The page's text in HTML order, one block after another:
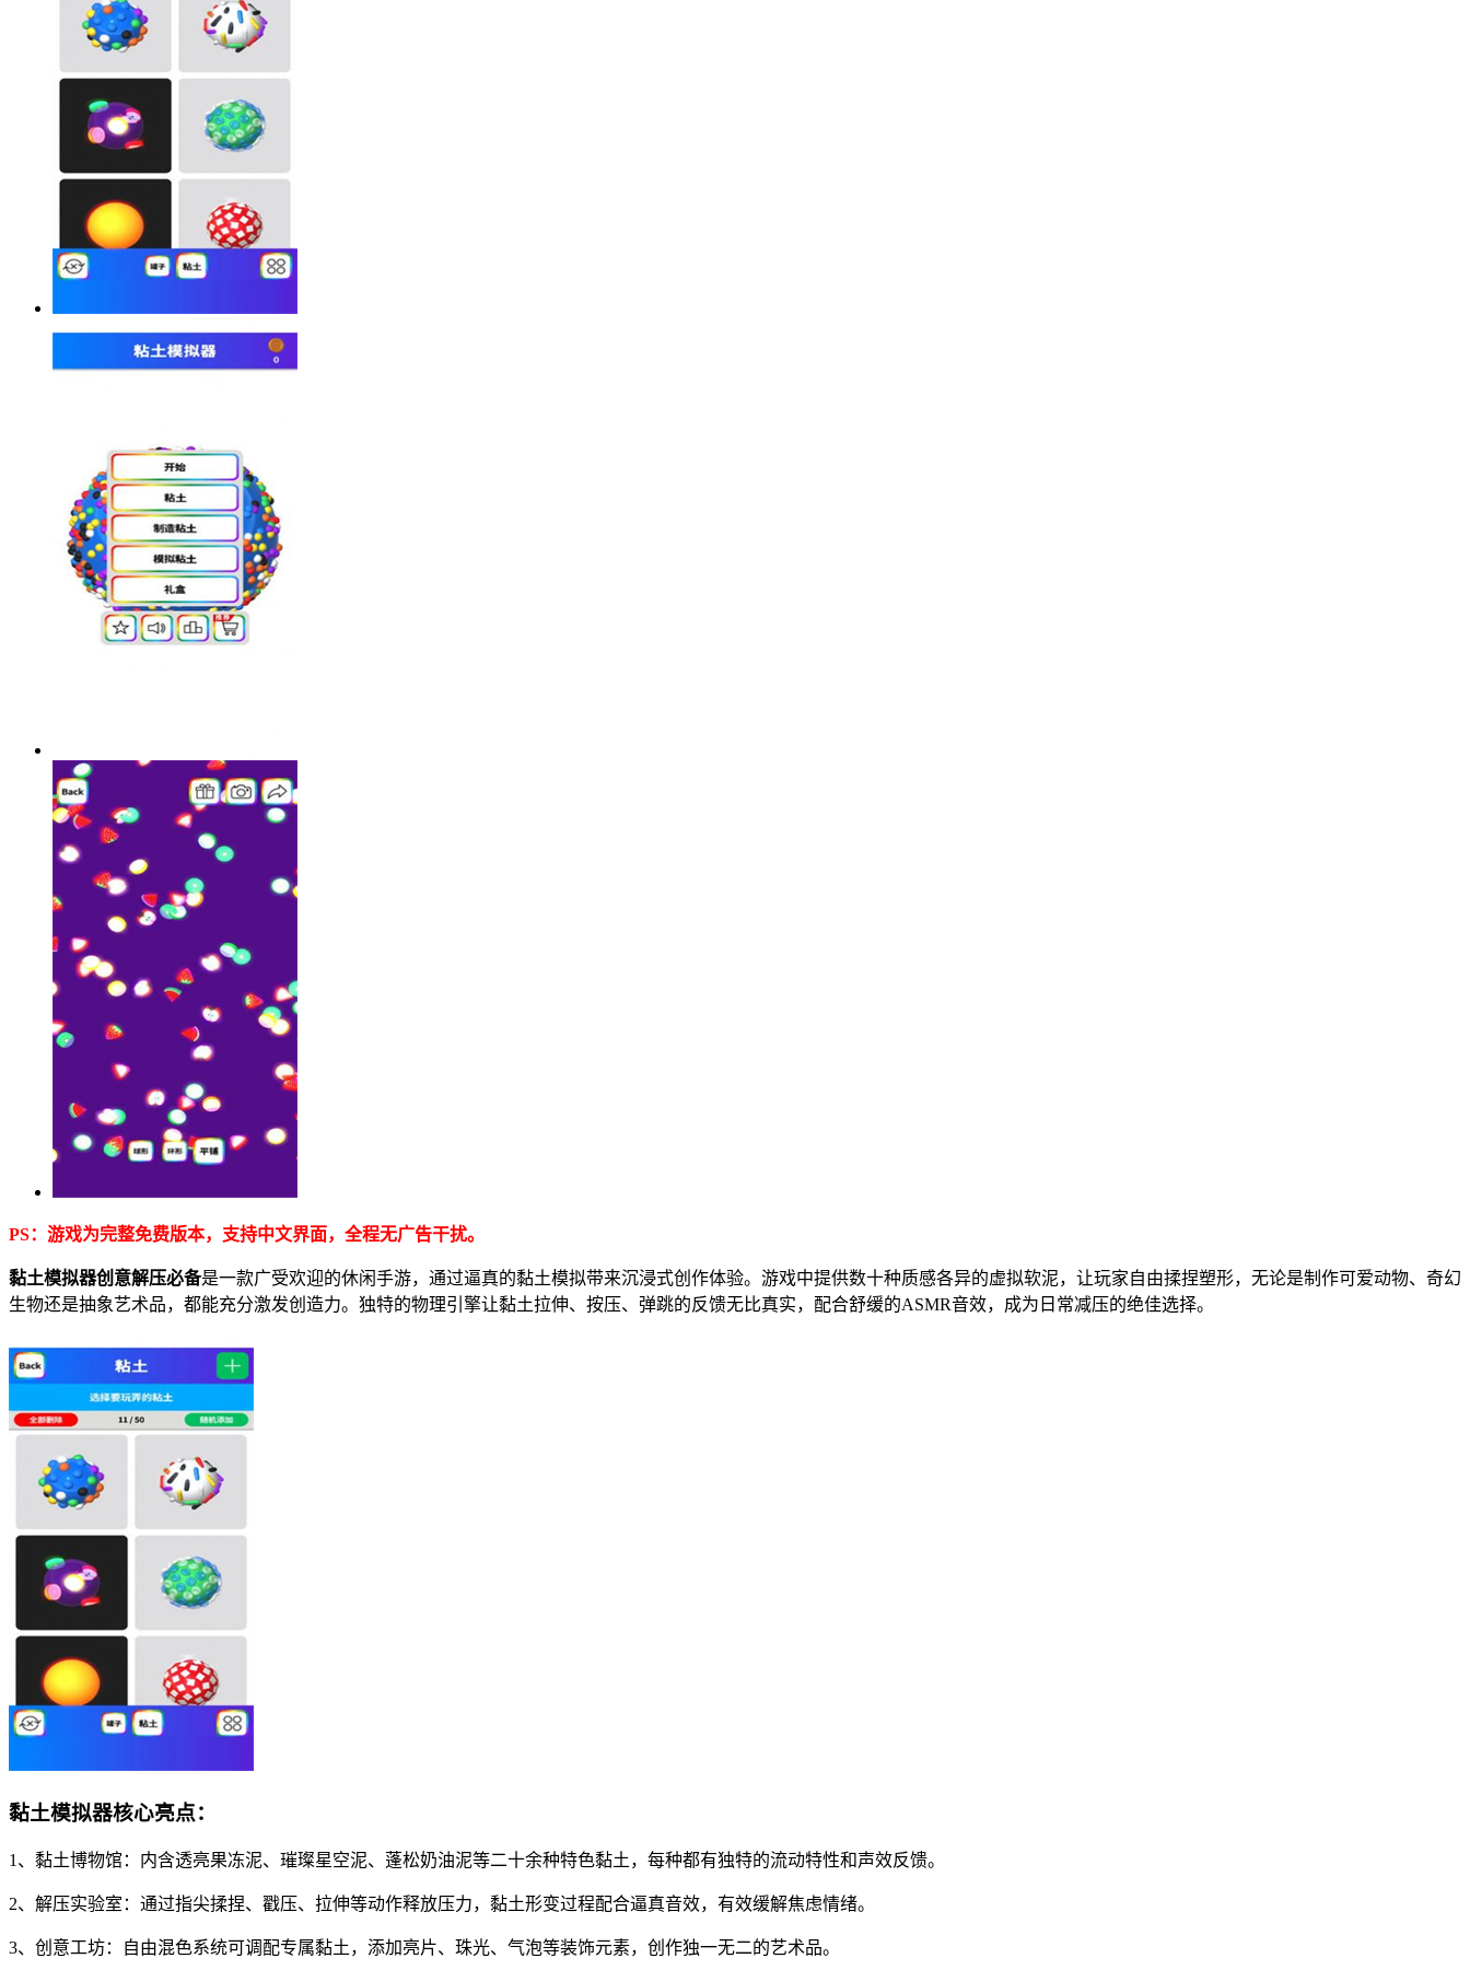
PS：游戏为完整免费版本，支持中文界面，全程无广告干扰。
黏土模拟器创意解压必备是一款广受欢迎的休闲手游，通过逼真的黏土模拟带来沉浸式创作体验。游戏中提供数十种质感各异的虚拟软泥，让玩家自由揉捏塑形，无论是制作可爱动物、奇幻
生物还是抽象艺术品，都能充分激发创造力。独特的物理引擎让黏土拉伸、按压、弹跳的反馈无比真实，配合舒缓的ASMR音效，成为日常减压的绝佳选择。
黏土模拟器核心亮点：
1、黏土博物馆：内含透亮果冻泥、璀璨星空泥、蓬松奶油泥等二十余种特色黏土，每种都有独特的流动特性和声效反馈。
2、解压实验室：通过指尖揉捏、戳压、拉伸等动作释放压力，黏土形变过程配合逼真音效，有效缓解焦虑情绪。
3、创意工坊：自由混色系统可调配专属黏土，添加亮片、珠光、气泡等装饰元素，创作独一无二的艺术品。